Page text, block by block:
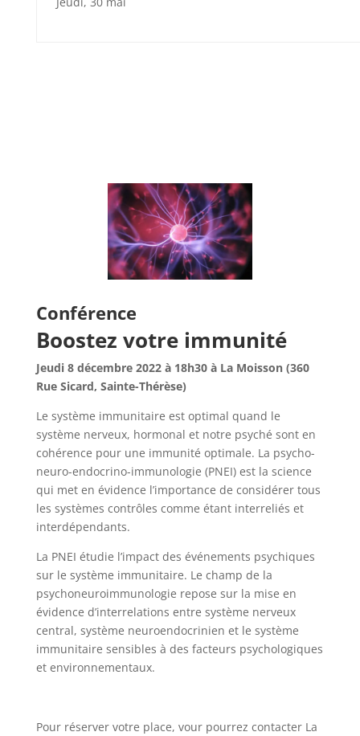
Conférence
Boostez votre immunité
Jeudi 8 décembre 2022 à 18h30 à La Moisson (360
Rue Sicard, Sainte-Thérèse)
Le système immunitaire est optimal quand le
système nerveux, hormonal et notre psyché sont en
cohérence pour une immunité optimale. La psycho-
neuro-endocrino-immunologie (PNEI) est la science
qui met en évidence l’importance de considérer tous
les systèmes contrôles comme étant interreliés et
interdépendants.
La PNEI étudie l’impact des événements psychiques
sur le système immunitaire. Le champ de la
psychoneuroimmunologie repose sur la mise en
évidence d’interrelations entre système nerveux
central, système neuroendocrinien et le système
immunitaire sensibles à des facteurs psychologiques
et environnementaux.
Pour réserver votre place, vour pourrez contacter La